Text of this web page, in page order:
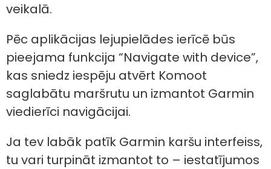
veikalā.
Pēc aplikācijas lejupielādes ierīcē būs
pieejama funkcija “Navigate with device”,
kas sniedz iespēju atvērt Komoot
saglabātu maršrutu un izmantot Garmin
viedierīci navigācijai.
Ja tev labāk patīk Garmin karšu interfeiss,
tu vari turpināt izmantot to – iestatījumos